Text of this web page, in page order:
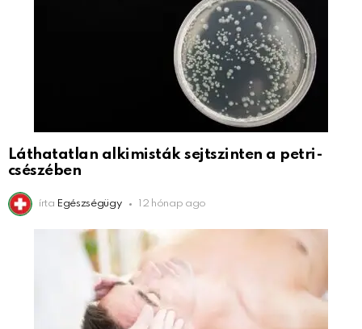
Láthatatlan alkimisták sejtszinten a petri-
csészében
írta Egészségügy 12 hónap ago